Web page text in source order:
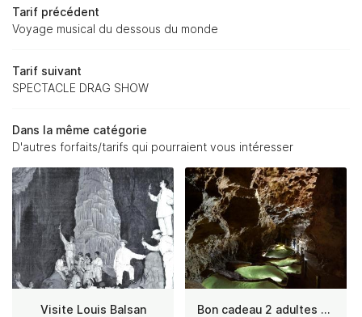
& ACTU'
CONTACT
WIVISITES
🇫🇷 Français
Tarif précédent
Voyage musical du dessous du monde
Tarif suivant
SPECTACLE DRAG SHOW
Dans la même catégorie
D'autres forfaits/tarifs qui pourraient vous intéresser
Visite Louis Balsan
Bon cadeau 2 adultes + 2 enfants